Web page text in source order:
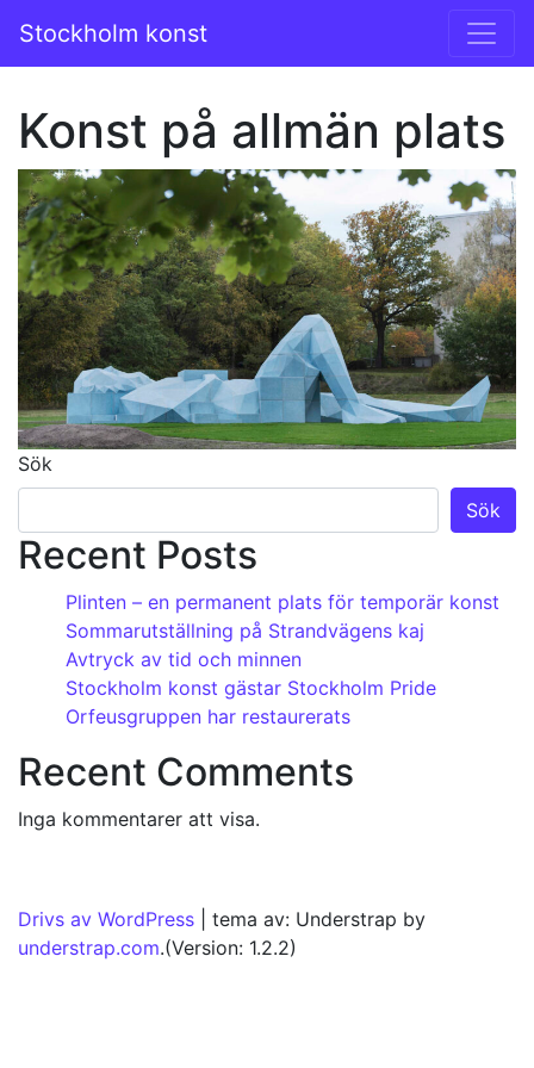
Huvudmeny
Stockholm konst
Konst på allmän plats
Sök
Sök
Recent Posts
Plinten – en permanent plats för temporär konst
Sommarutställning på Strandvägens kaj
Avtryck av tid och minnen
Stockholm konst gästar Stockholm Pride
Orfeusgruppen har restaurerats
Recent Comments
Inga kommentarer att visa.
Drivs av WordPress
tema av: Understrap by
understrap.com.(Version: 1.2.2)